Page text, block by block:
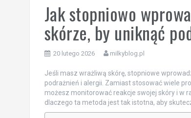
Jak stopniowo
skórze, by uniknąć
20 lutego 2026 milkyblog.pl
Jeśli masz wrażliwą skórę, stopniowe
podrażnień i alergii. Zamiast stosować wiele
możesz monitorować reakcje swojej skóry i w
dlaczego ta metoda jest tak istotna, aby